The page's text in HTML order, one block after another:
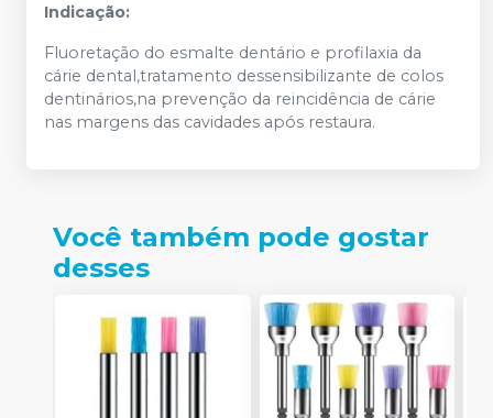
Indicação:
Fluoretação do esmalte dentário e profilaxia da
cárie dental,tratamento dessensibilizante de colos
dentinários,na prevenção da reincidência de cárie
nas margens das cavidades após restaura.
Você também pode gostar
desses